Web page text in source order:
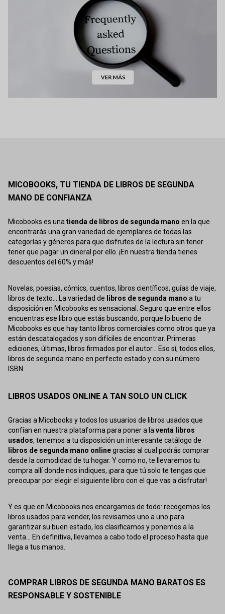
MICOBOOKS, TU TIENDA DE LIBROS DE SEGUNDA
MANO DE CONFIANZA
Micobooks es unatienda de libros de segunda mano en la que
encontrarás una gran variedad de ejemplares de todas las
categorías y géneros para que disfrutes de la lectura sin tener
tener que pagar un dineral por ello. ¡En nuestra tienda tienes
descuentos del 60% y más!
Novelas, poesías, cómics, cuentos, libros científicos, guías de viaje,
libros de texto... La variedad de libros de segunda mano a tu
disposición en Micobooks es sensacional. Seguro que entre ellos
encuentras ese libro que estás buscando, porque lo bueno de
Micobooks es que hay tanto libros comerciales como otros que ya
están descatalogados y son difíciles de encontrar. Primeras
ediciones, últimas, libros firmados por el autor... Eso sí, todos ellos,
libros de segunda mano en perfecto estado y con su número
ISBN.
LIBROS USADOS ONLINE A TAN SOLO UN CLICK
Gracias a Micobooks y todos los usuarios de libros usados que
confían en nuestra plataforma para poner a laventa libros
usados, tenemos a tu disposición un interesante catálogo de
libros de segunda mano onlinegracias al cual podrás comprar
desde la comodidad de tu hogar. Y como no, te llevaremos tu
compra allí donde nos indiques, ¡para que tú solo te tengas que
preocupar por elegir el siguiente libro con el que vas a disfrutar!
Y es que en Micobooks nos encargamos de todo: recogemos los
libros usados para vender, los revisamos uno a uno para
garantizar su buen estado, los clasificamos y ponemos a la
venta... En definitiva, llevamos a cabo todo el proceso hasta que
llega a tus manos.
COMPRAR LIBROS DE SEGUNDA MANO BARATOS ES
RESPONSABLE Y SOSTENIBLE